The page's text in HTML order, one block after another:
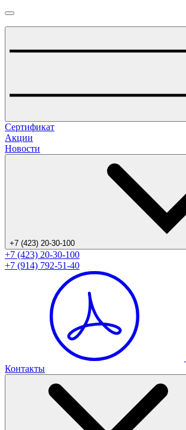
Сертификат
Акции
Новости
+7 (423) 20-30-100
+7 (423) 20-30-100
+7 (914) 792-51-40
Контакты